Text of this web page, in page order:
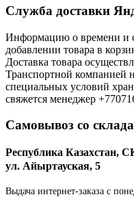
Служба доставки
Информацию о времени и
добавлении товара в
Доставка товара
Транспортной компанией
специальных условий
свяжется менеджер
Самовывоз со
Республика Казахстан,
ул. Айыртауская, 5
Выдача интернет-заказа с